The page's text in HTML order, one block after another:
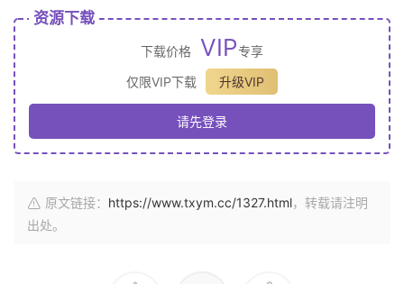
资源下载
下载价格 VIP专享
仅限VIP下载
升级VIP
请先登录
原文链接： https://www.txym.cc/1327.html，转载请注明
出处。